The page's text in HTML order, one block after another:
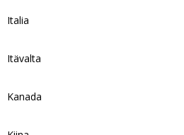
Italia
Itävalta
Kanada